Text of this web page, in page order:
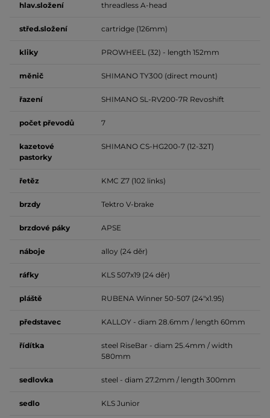
hlav.složení threadless A-head
střed.složení cartridge (126mm)
kliky PROWHEEL (32) - length 152mm
měnič SHIMANO TY300 (direct mount)
řazení SHIMANO SL-RV200-7R Revoshift
počet převodů 7
kazetové
pastorky
SHIMANO CS-HG200-7 (12-32T)
řetěz KMC Z7 (102 links)
brzdy Tektro V-brake
brzdové páky APSE
náboje alloy (24 děr)
ráfky KLS 507x19 (24 děr)
pláště RUBENA Winner 50-507 (24"x1.95)
představec KALLOY - diam 28.6mm / length 60mm
řídítka
steel RiseBar - diam 25.4mm / width
580mm
sedlovka steel - diam 27.2mm / length 300mm
sedlo KLS Junior